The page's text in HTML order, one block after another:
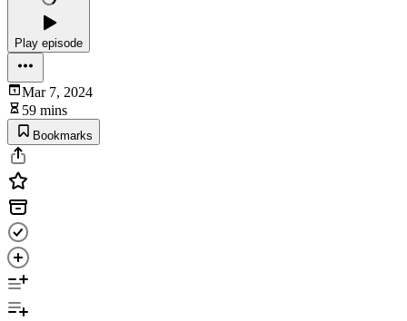
Play episode
Mar 7, 2024
59 mins
Bookmarks